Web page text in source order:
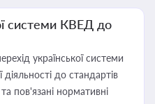
системи КВЕД до
української системи
діяльності до стандартів
пов'язані нормативні